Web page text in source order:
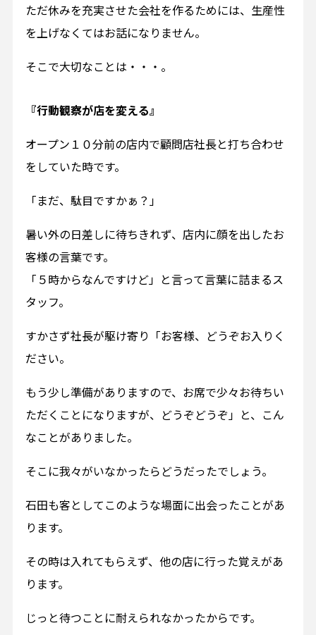
ただ休みを充実させた会社を作るためには、生産性
を上げなくてはお話になりません。
そこで大切なことは・・・。
『行動観察が店を変える』
オープン１０分前の店内で顧問店社長と打ち合わせ
をしていた時です。
「まだ、駄目ですかぁ？」
暑い外の日差しに待ちきれず、店内に顔を出したお
客様の言葉です。
「５時からなんですけど」と言って言葉に詰まるス
タッフ。
すかさず社長が駆け寄り「お客様、どうぞお入りく
ださい。
もう少し準備がありますので、お席で少々お待ちい
ただくことになりますが、どうぞどうぞ」と、こん
なことがありました。
そこに我々がいなかったらどうだったでしょう。
石田も客としてこのような場面に出会ったことがあ
ります。
その時は入れてもらえず、他の店に行った覚えがあ
ります。
じっと待つことに耐えられなかったからです。